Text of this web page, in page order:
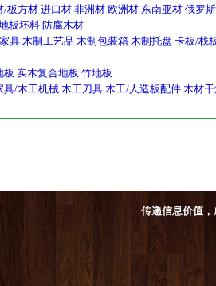
/板方材 进口材 非洲材 欧洲材 东南亚材 俄罗
板坯料 防腐木材
家具 木制工艺品 木制包装箱 木制托盘 卡板/栈
板 实木复合地板 竹地板
具/木工机械 木工刀具 木工/人造板配件 木材
传递信息价值